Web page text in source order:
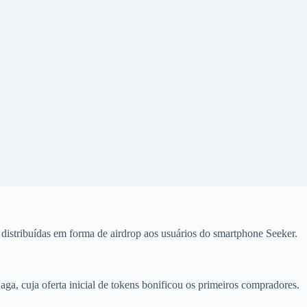
em forma de airdrop aos usuários do smartphone Seeker.
cuja oferta inicial de tokens bonificou os primeiros compradores.